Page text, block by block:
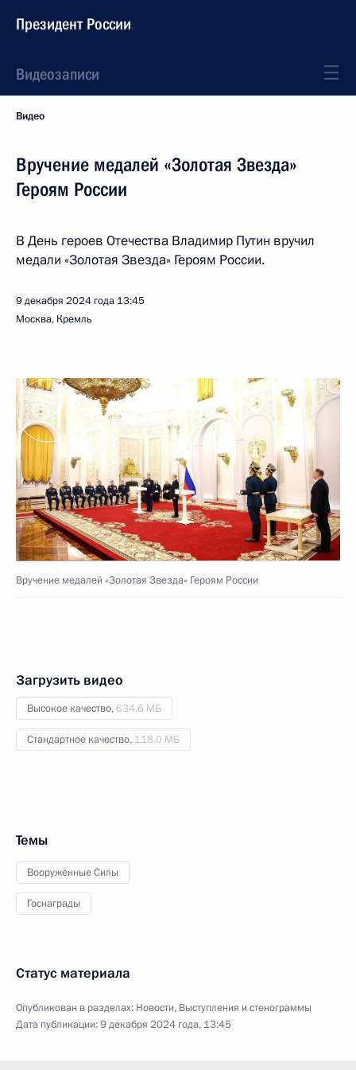
Президент России
Видеозаписи
Видео
Вручение медалей «Золотая Звезда»
Героям России
В День героев Отечества Владимир Путин вручил
медали «Золотая Звезда» Героям России.
9 декабря 2024 года 13:45
Москва, Кремль
Вручение медалей «Золотая Звезда» Героям России
Загрузить видео
Высокое качество,634.6 МБ
Стандартное качество, 118.0 МБ
Темы
Вооружённые Силы
Госнаграды
Статус материала
Опубликован в разделах: Новости, Выступления и стенограммы
Дата публикации:9 декабря 2024 года, 13:45